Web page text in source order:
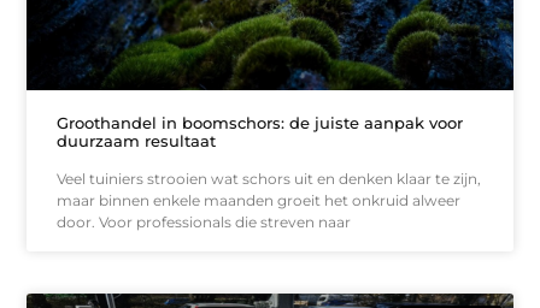
Groothandel in boomschors: de juiste aanpak voor
duurzaam resultaat
Veel tuiniers strooien wat schors uit en denken klaar te zijn,
maar binnen enkele maanden groeit het onkruid alweer
door. Voor professionals die streven naar